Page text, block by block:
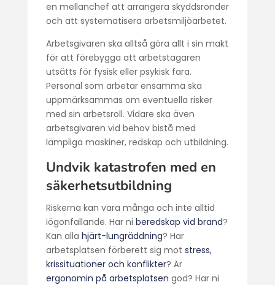
en mellanchef att arrangera skyddsronder
och att systematisera arbetsmiljöarbetet.
Arbetsgivaren ska alltså göra allt i sin makt
för att förebygga att arbetstagaren
utsätts för fysisk eller psykisk fara.
Personal som arbetar ensamma ska
uppmärksammas om eventuella risker
med sin arbetsroll. Vidare ska även
arbetsgivaren vid behov bistå med
lämpliga maskiner, redskap och utbildning.
Undvik katastrofen med en
säkerhetsutbildning
Riskerna kan vara många och inte alltid
iögonfallande. Har ni beredskap vid brand?
Kan alla hjärt-lungräddning? Har
arbetsplatsen förberett sig mot stress,
krissituationer och konflikter? Är
ergonomin på arbetsplatsen god? Har ni